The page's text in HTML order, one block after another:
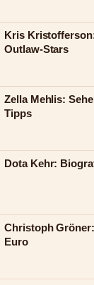
Kris
Outlaw-Stars
Zella Mehlis:
Tipps
Dota Kehr:
Christoph
Euro